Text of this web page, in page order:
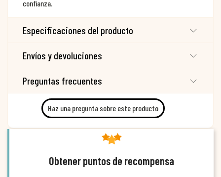
confianza.
Especificaciones del producto
Envíos y devoluciones
Preguntas frecuentes
Haz una pregunta sobre este producto
Obtener puntos de recompensa